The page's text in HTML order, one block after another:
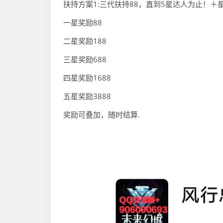
扶持方案1:三代扶持88，直到5星达人为止！＋
一星奖励88
二星奖励188
三星奖励688
四星奖励1688
五星奖励3888
奖励可叠加，随时结算.